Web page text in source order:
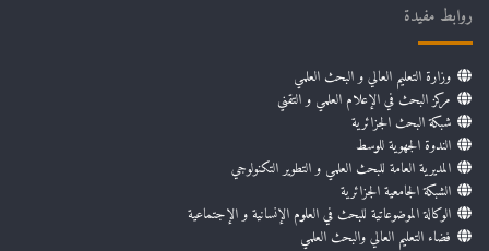
روابط مفيدة
وزارة التعليم العالي و البحث العلمي
مركز البحث في الإعلام العلمي و التقني
شبكة البحث الجزائرية
الندوة الجهوية للوسط
المديرية العامة للبحث العلمي و التطوير التكنولوجي
الشبكة الجامعية الجزائرية
الوكالة الموضوعاتية للبحث في العلوم الإنسانية و الإجتماعية
فضاء التعليم العالي والبحث العلمي